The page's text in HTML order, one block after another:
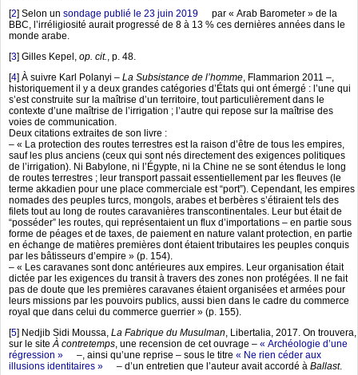
[2] Selon un sondage publié le 23 juin 2019
par « Arab Barometer » de la
BBC, l’irréligiosité aurait progressé de 8 à 13 % ces dernières années dans le
monde arabe.
[3] Gilles Kepel, op. cit., p. 48.
[4] À suivre Karl Polanyi – La Subsistance de l’homme, Flammarion 2011 –,
historiquement il y a deux grandes catégories d’États qui ont émergé : l’une qui
s’est construite sur la maîtrise d’un territoire, tout particulièrement dans le
contexte d’une maîtrise de l’irrigation ; l’autre qui repose sur la maîtrise des
voies de communication.
Deux citations extraites de son livre :
– « La protection des routes terrestres est la raison d’être de tous les empires,
sauf les plus anciens (ceux qui sont nés directement des exigences politiques
de l’irrigation). Ni Babylone, ni l’Égypte, ni la Chine ne se sont étendus le long
de routes terrestres ; leur transport passait essentiellement par les fleuves (le
terme akkadien pour une place commerciale est “port”). Cependant, les empires
nomades des peuples turcs, mongols, arabes et berbères s’étiraient tels des
filets tout au long de routes caravanières transcontinentales. Leur but était de
“posséder” les routes, qui représentaient un flux d’importations – en partie sous
forme de péages et de taxes, de paiement en nature valant protection, en partie
en échange de matières premières dont étaient tributaires les peuples conquis
par les bâtisseurs d’empire » (p. 154).
– « Les caravanes sont donc antérieures aux empires. Leur organisation était
dictée par les exigences du transit à travers des zones non protégées. Il ne fait
pas de doute que les premières caravanes étaient organisées et armées pour
leurs missions par les pouvoirs publics, aussi bien dans le cadre du commerce
royal que dans celui du commerce guerrier » (p. 155).
[5] Nedjib Sidi Moussa, La Fabrique du Musulman, Libertalia, 2017. On trouvera,
sur le siteÀ contretemps, une recension de cet ouvrage – « Archéologie d’une
régression »
–, ainsi qu’une reprise – sous le titre « Ne rien céder aux
illusions identitaires »
– d’un entretien que l’auteur avait accordé à Ballast.